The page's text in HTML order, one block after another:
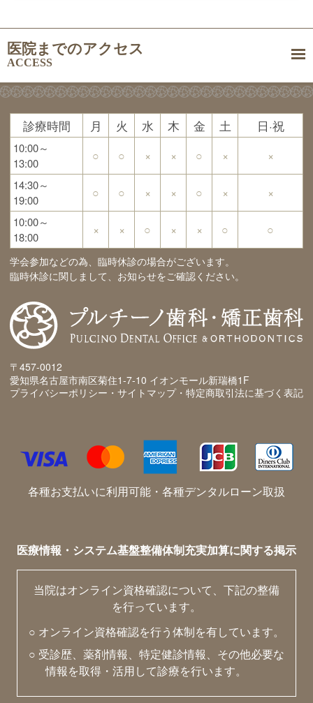
医院までのアクセス
ACCESS
診療時間 月 火 水 木 金 土 日·祝
10:00～
13:00
○ ○ × × ○ × ×
14:30～
19:00
○ ○ × × ○ × ×
10:00～
18:00
× × ○ × × ○ ○
学会参加などの為、臨時休診の場合がございます。
臨時休診に関しまして、お知らせをご確認ください。
〒457-0012
愛知県名古屋市南区菊住1-7-10 イオンモール新瑞橋1F
プライバシーポリシー・サイトマップ・特定商取引法に基づく表記
各種お支払いに利用可能・各種デンタルローン取扱
医療情報・システム基盤整備体制充実加算に関する掲示
当院はオンライン資格確認について、下記の整備
を行っています。
○ オンライン資格確認を行う体制を有しています。
○ 受診歴、薬剤情報、特定健診情報、その他必要な
情報を取得・活用して診療を行います。